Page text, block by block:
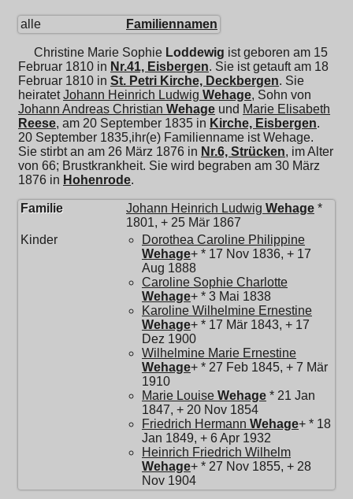
alle Familiennamen
Christine Marie Sophie Loddewig ist geboren am 15
Februar 1810 in Nr.41, Eisbergen. Sie ist getauft am 18
Februar 1810 in St. Petri Kirche, Deckbergen. Sie
heiratetJohann Heinrich Ludwig Wehage, Sohn von
Johann Andreas Christian Wehage und Marie Elisabeth
Reese, am 20 September 1835 in Kirche, Eisbergen.
20 September 1835,ihr(e) Familienname ist Wehage.
Sie stirbt an am 26 März 1876 in Nr.6, Strücken, im Alter
von 66; Brustkrankheit. Sie wird begraben am 30 März
1876 in Hohenrode.
Familie Johann Heinrich Ludwig Wehage *
1801, + 25 Mär 1867
Kinder
Dorothea Caroline Philippine
Wehage+ * 17 Nov 1836, + 17
Aug 1888
Caroline Sophie Charlotte
Wehage+ * 3 Mai 1838
Karoline Wilhelmine Ernestine
Wehage+ * 17 Mär 1843, + 17
Dez 1900
Wilhelmine Marie Ernestine
Wehage+ * 27 Feb 1845, + 7 Mär
1910
Marie Louise Wehage * 21 Jan
1847, + 20 Nov 1854
Friedrich Hermann Wehage+ * 18
Jan 1849, + 6 Apr 1932
Heinrich Friedrich Wilhelm
Wehage+ * 27 Nov 1855, + 28
Nov 1904